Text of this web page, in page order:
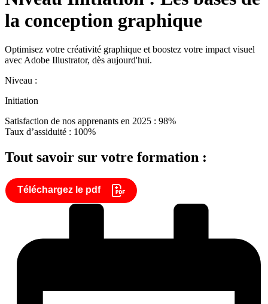
la conception graphique
Optimisez votre créativité graphique et boostez votre impact visuel
avec Adobe Illustrator, dès aujourd'hui.
Niveau :
Initiation
Satisfaction de nos apprenants en 2025 : 98%
Taux d’assiduité : 100%
Tout savoir sur votre formation :
Téléchargez le pdf